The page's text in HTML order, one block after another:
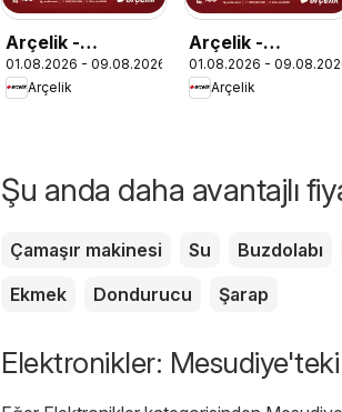
Arçelik -
Ankastre
Kataloğu
01.08.2026 - 09.08.2026
Arçelik
Arçelik -
İklimlendirme
Kataloğu
01.08.2026 -
Arçelik
Şu anda daha avantajlı
Çamaşır makinesi Su Buzdolabı
Ekmek
Dondurucu Şarap
Elektronikler: